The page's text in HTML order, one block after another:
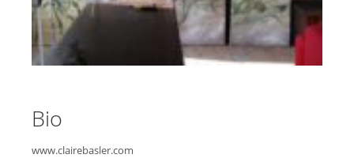
Bio
www.clairebasler.com